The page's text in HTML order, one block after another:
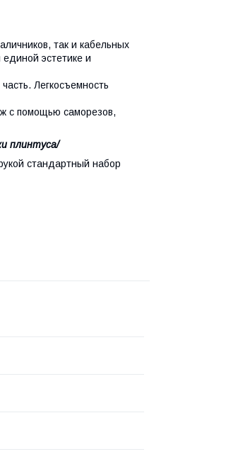
так и кабельных
эстетике и
Легкосъемность
с помощью саморезов,
плинтуса/
стандартный набор